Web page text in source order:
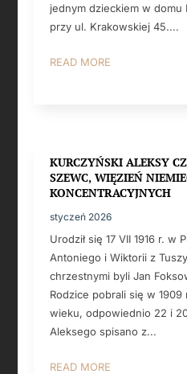
jednym dzieckiem w domu
przy ul. Krakowskiej 45....
READ MORE
KURCZYŃSKI ALEKSY
SZEWC, WIĘZIEŃ
KONCENTRACYJNYCH
styczeń 2026
Urodził się 17 VII 1916 r.
Antoniego i Wiktorii z
chrzestnymi byli Jan
Rodzice pobrali się w
wieku, odpowiednio 22 i
Aleksego spisano z...
READ MORE